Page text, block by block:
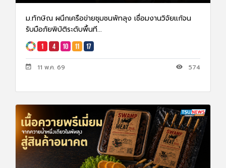
ม.ทักษิณ ผนึกเครือข่ายชุมชนพัทลุง เชื่อมงานวิจัยเเก้จน
รับมือภัยพิบัติระดับพื้นที...
11 พ.ค. 69 574